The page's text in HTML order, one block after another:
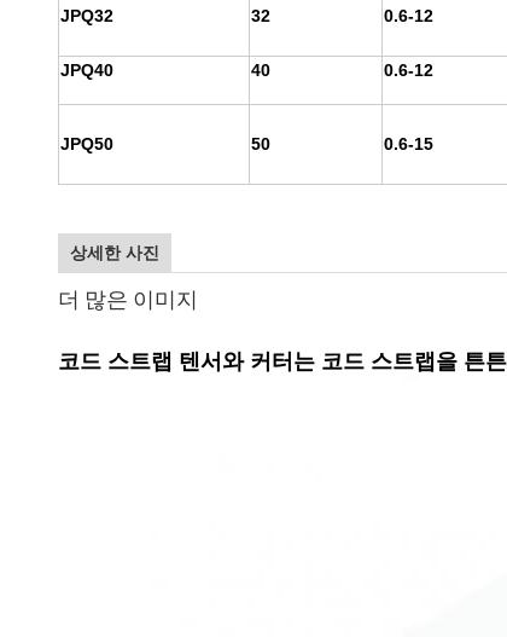
JPQ32 32 0.6-12
JPQ40 40 0.6-12
JPQ50 50 0.6-15
상세한 사진
더 많은 이미지
코드 스트랩 텐서와 커터는 코드 스트랩을 튼